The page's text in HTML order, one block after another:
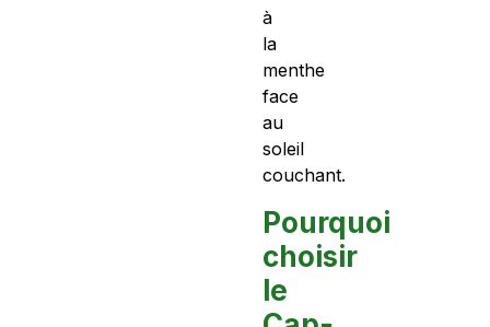
à
la
menthe
face
au
soleil
couchant.
Pourquoi
choisir
le